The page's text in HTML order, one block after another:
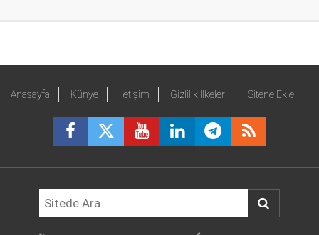
Anasayfa Künye İletişim Gizlilik İlkeleri Sitene Ekle